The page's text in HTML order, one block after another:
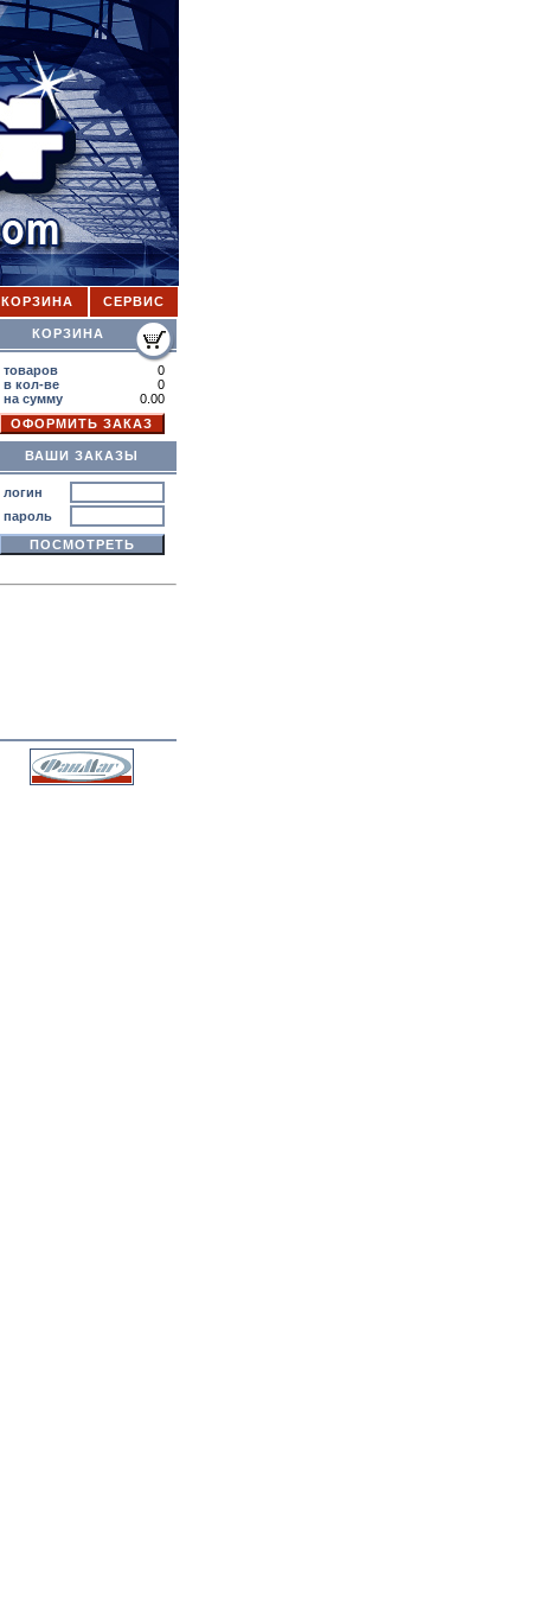
КОРЗИНА СЕРВИС
КОРЗИНА
товаров
0
в кол-ве
0
на сумму
0.00
ВАШИ ЗАКАЗЫ
логин
пароль